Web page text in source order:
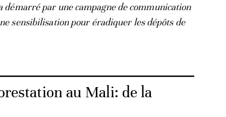
démarré par une campagne de communication
sensibilisation pour éradiquer les dépôts de
au Mali: de la